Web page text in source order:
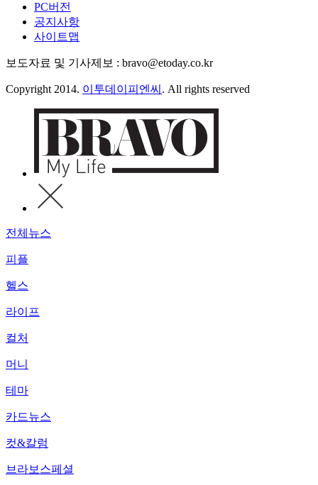
PC버전
공지사항
사이트맵
보도자료 및 기사제보 : bravo@etoday.co.kr
Copyright 2014. 이투데이피엔씨 . All rights reserved
전체뉴스
피플
헬스
라이프
컬처
머니
테마
카드뉴스
컷&칼럼
브라보스페셜